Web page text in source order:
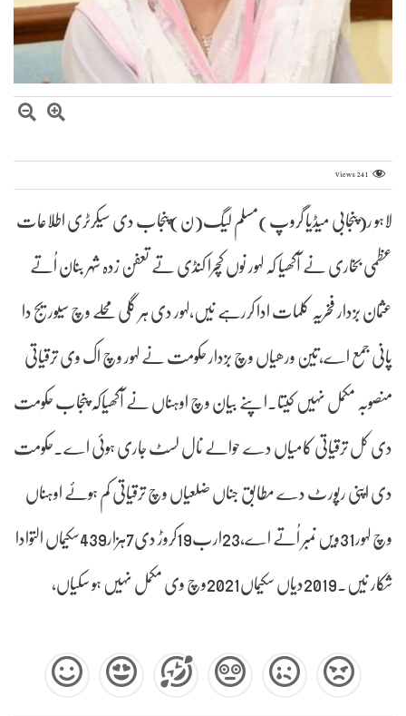
Views241
لاہو ر(پنجابی میڈیا گروپ)مسلم لیگ(ن)پنجاب دی سیکرٹری اطلاعات
عظمی بخاری نے آکھیا کہ لہور نوں کچرا کنڈی تے تعفن زدہ شہر بنان اُتے
عثمان بزدار فخریہ کلمات ادا کررہے نیں،لہور دی ہر گلی محلے وچ سیوریج دا
پانی جمع اے،تین ورھیاں وچ بزدار حکومت نے لہور وچ اک وی ترقیاتی
منصوبہ مکمل نہیں کیتا۔اپنے بیان وچ اوہناں نے آکھیاکہ پنجاب حکومت
دی کل ترقیاتی کامیاں دے حوالے نال لسٹ جاری ہوئی اے۔حکومت
دی اپنی رپورٹ دے مطابق جناں ضلعیاں وچ ترقیاتی کم ہوئے اوہناں
وچ لہور31ویں نمبر اُتے اے،23ارب19کروڑ دی7ہزار439سکیماں التوادا
شکار نیں۔2019دیاں سکیماں2021وچ وی مکمل نہیں ہو سکیاں،